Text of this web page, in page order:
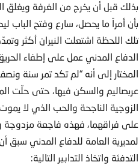
بذلك قبل أن يخرج من الغرفة ويغلق
بأن أمراً ما يحصل، سارع وفتح
تلك اللحظة اشتعلت النيران أكثر
الدفاع المدني عمل على إطفاء
عربصاليم والسكن فيها، حتى حلّت
الزوجية الناجحة والحب الذي لا
على فراقهما، فهذه فاجعة مزدوجة
لمديرية العامة للدفاع المدني سبق
التدفئة واتخاذ التدابير التالية: